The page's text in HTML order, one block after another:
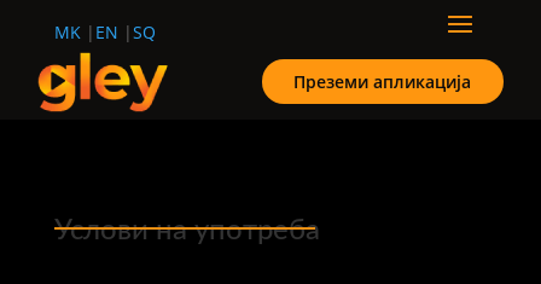
MK EN SQ
Преземи апликација
Услови на употреба